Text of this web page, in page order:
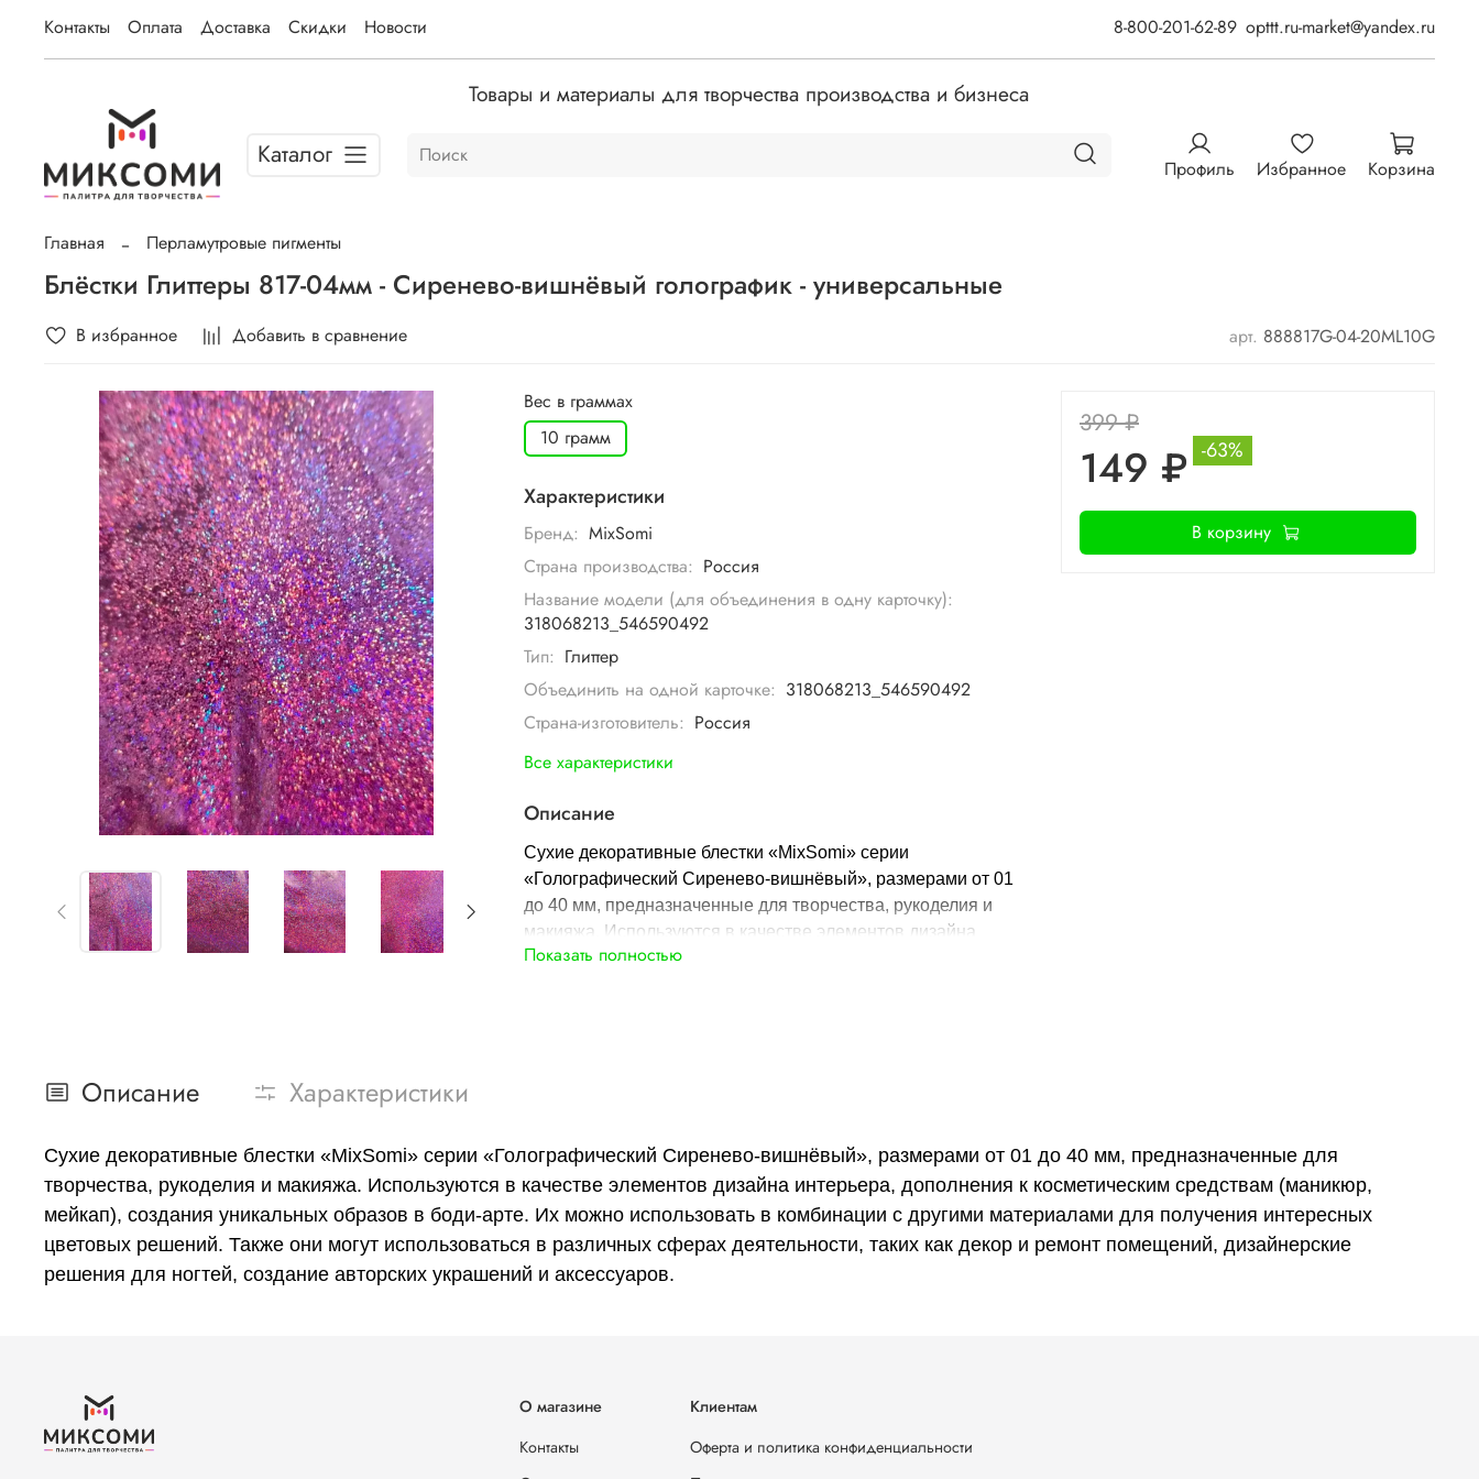
Контакты Оплата Доставка Скидки Новости 8-800-201-62-89 opttt.ru-market@yandex.ru
Товары и материалы для творчества производства и бизнеса
Каталог Профиль Избранное Корзина
Главная Перламутровые пигменты
Блёстки Глиттеры 817-04мм - Сиренево-вишнёвый голографик - универсальные
В избранное Добавить в сравнение арт. 888817G-04-20ML10G
Вес в граммах
10 грамм
Характеристики
Бренд: MixSomi
Страна производства: Россия
Название модели (для объединения в одну карточку):
318068213_546590492
Тип: Глиттер
Объединить на одной карточке: 318068213_546590492
Страна-изготовитель: Россия
Все характеристики
Описание
Сухие декоративные блестки «MixSomi» серии
«Голографический Сиренево-вишнёвый», размерами от 01
до 40 мм, предназначенные для творчества, рукоделия и
макияжа. Используются в качестве элементов дизайна
интерьера, дополнения к косметическим средствам
украшений и аксессуаров.
Показать полностью
399 ₽
149 ₽ -63%
В корзину
Описание Характеристики
Сухие декоративные блестки «MixSomi» серии «Голографический Сиренево-вишнёвый», размерами от 01 до 40 мм, предназначенные для
творчества, рукоделия и макияжа. Используются в качестве элементов дизайна интерьера, дополнения к косметическим средствам (маникюр,
мейкап), создания уникальных образов в боди-арте. Их можно использовать в комбинации с другими материалами для получения интересных
цветовых решений. Также они могут использоваться в различных сферах деятельности, таких как декор и ремонт помещений, дизайнерские
решения для ногтей, создание авторских украшений и аксессуаров.
О магазине
Контакты
Клиентам
Оферта и политика конфиденциальности